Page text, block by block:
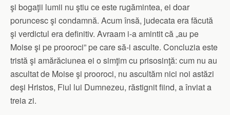
şi bogaţii lumii nu ştiu ce este rugămintea, ei doar
poruncesc şi condamnă. Acum însă, judecata era făcută
şi verdictul era definitiv. Avraam i-a amintit că „au pe
Moise şi pe prooroci” pe care să-i asculte. Concluzia este
tristă şi amărăciunea ei o simţim cu prisosinţă: cum nu au
ascultat de Moise şi prooroci, nu ascultăm nici noi astăzi
deşi Hristos, Fiul lui Dumnezeu, răstignit fiind, a înviat a
treia zi.